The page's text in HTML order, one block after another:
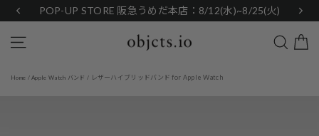
content
POP-UP STORE 阪急うめだ本店：8/12(水)~8/25(火)
Search
Home / Apple Watch バンド / レザーハイブリッドバンド for Apple Watch